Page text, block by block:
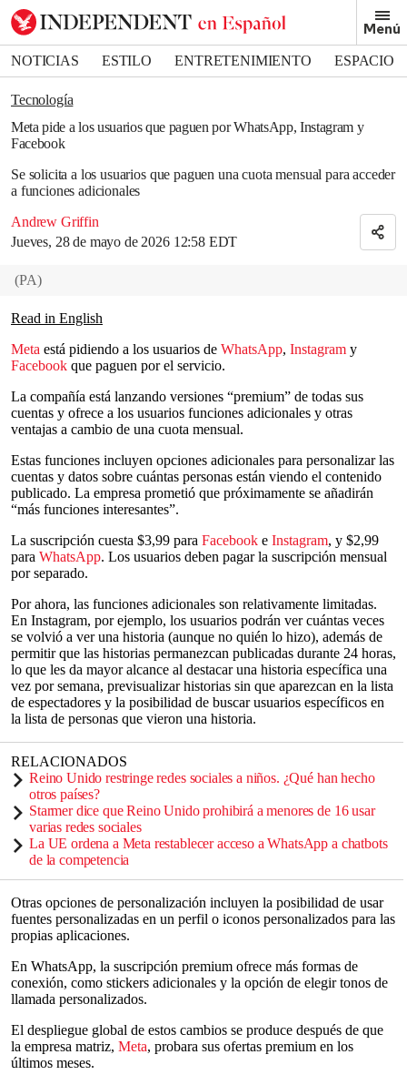
Menú
NOTICIAS ESTILO ENTRETENIMIENTO
ESPACIO
DEPORTES
Tecnología
Meta pide a los usuarios que paguen por WhatsApp, Instagram y
Facebook
Se solicita a los usuarios que paguen una cuota mensual para acceder
a funciones adicionales
Andrew Griffin
Jueves, 28 de mayo de 2026 12:58 EDT
Bookmark popover
Removed from bookmarks
Close popover
(PA)
Read in English
Meta está pidiendo a los usuarios de WhatsApp, Instagram y
Facebook que paguen por el servicio.
La compañía está lanzando versiones “premium” de todas sus
cuentas y ofrece a los usuarios funciones adicionales y otras
ventajas a cambio de una cuota mensual.
Estas funciones incluyen opciones adicionales para personalizar las
cuentas y datos sobre cuántas personas están viendo el contenido
publicado. La empresa prometió que próximamente se añadirán
“más funciones interesantes”.
La suscripción cuesta $3,99 para Facebook e Instagram, y $2,99
para WhatsApp. Los usuarios deben pagar la suscripción mensual
por separado.
Por ahora, las funciones adicionales son relativamente limitadas.
En Instagram, por ejemplo, los usuarios podrán ver cuántas veces
se volvió a ver una historia (aunque no quién lo hizo), además de
permitir que las historias permanezcan publicadas durante 24 horas,
lo que les da mayor alcance al destacar una historia específica una
vez por semana, previsualizar historias sin que aparezcan en la lista
de espectadores y la posibilidad de buscar usuarios específicos en
la lista de personas que vieron una historia.
RELACIONADOS
Reino Unido restringe redes sociales a niños. ¿Qué han hecho
otros países?
Starmer dice que Reino Unido prohibirá a menores de 16 usar
varias redes sociales
La UE ordena a Meta restablecer acceso a WhatsApp a chatbots
de la competencia
Otras opciones de personalización incluyen la posibilidad de usar
fuentes personalizadas en un perfil o iconos personalizados para las
propias aplicaciones.
En WhatsApp, la suscripción premium ofrece más formas de
conexión, como stickers adicionales y la opción de elegir tonos de
llamada personalizados.
El despliegue global de estos cambios se produce después de que
la empresa matriz, Meta, probara sus ofertas premium en los
últimos meses.